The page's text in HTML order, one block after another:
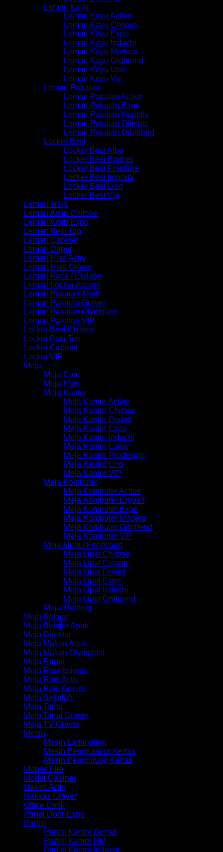
Lemari Kayu
Lemari Kayu Active
Lemari Kayu Chitose
Lemari Kayu Expo
Lemari Kayu Indachi
Lemari Kayu Modera
Lemari Kayu Orbitrend
Lemari Kayu Uno
Lemari Kayu Vip
Lemari Pakaian
Lemari Pakaian Active
Lemari Pakaian Expo
Lemari Pakaian Napolly
Lemari Pakaian Olimpic
Lemari Pakaian Orbitrend
Locker Besi
Locker Besi Alba
Locker Besi Brother
Locker Besi Frontline
Locker Besi Importa
Locker Besi Lion
Locker Besi Vip
Lemari arsip
Lemari Arsip Chitose
Lemari Arsip Expo
Lemari Besi Top
Lemari Cabinet
Lemari Dapur
Lemari Hias Activ
Lemari Hias Graver
Lemari Kaca / Etalase
Lemari Locker Accero
Lemari Pakaian Anak
Lemari Pakaian Graver
Lemari Pakaian Olymplast
Lemari Pakaian VIP
Locker Besi Chitose
Locker Besi Top
Locker Cabinet
Locker VIP
Meja
Meja Cafe
Meja Hias
Meja Kantor
Meja Kantor Active
Meja Kantor Chitose
Meja Kantor Donati
Meja Kantor Expo
Meja Kantor Indachi
Meja Kantor Lunar
Meja Kantor Prodesign
Meja Kantor Uno
Meja Kantor VIP
Meja Komputer
Meja Komputer Active
Meja Komputer Ergosit
Meja Komputer Expo
Meja Komputer Modera
Meja Komputer Orbitrend
Meja Komputer VIP
Meja Lipat / Foodcourt
Meja Lipat Chitose
Meja Lipat Custom
Meja Lipat Donati
Meja Lipat Expo
Meja Lipat Indachi
Meja Lipat Orbitrend
Meja Meeting
Meja Belajar
Meja Belajar Anak
Meja Direktur
Meja Makan Anak
Meja Makan Olymplast
Meja Rapat
Meja Resepsionis
Meja Rias Activ
Meja Rias Graver
Meja Sekolah
Meja Tamu
Meja Tamu Graver
Meja TV Graver
Mesin
Mesin Laminating
Mesin Penghancur Kertas
Mesin Penghitung Kertas
Mobile File
Modul Cabinet
Nakas Activ
Nakkas Graver
Office Desk
Panel Door Expo
Partisi
Partisi Kantor Donati
Partisi Kantor HM
Partisi Kantor Indachi